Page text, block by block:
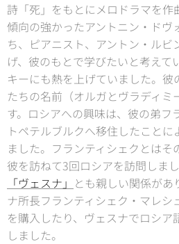
詩「死」をもとにメロドラマを
傾向の強かったアントニン・ドヴ
ち、ピアニスト、アントン・ルビ
げ、彼のもとで学びたいと考えて
キーにも熱を上げていました。
たちの名前（オルガとヴラディミ
す。ロシアへの興味は、彼の弟フ
トペテルブルクへ移住したことに
ました。フランティシェクとはそ
彼を訪ねて3回ロシアを訪問しま
「ヴェスナ」 とも親しい関係があ
ナ所長フランティシェク・マレシ
を購入したり、ヴェスナでロシア
しました。